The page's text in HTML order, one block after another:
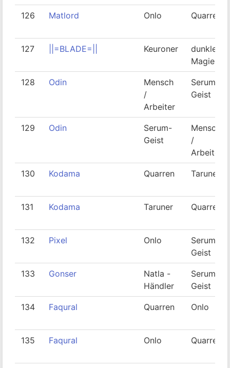
126 Matlord Onlo Quarren
127 ||=BLADE=|| Keuroner
dunkler
Magier
128 Odin
Mensch
/
Arbeiter
Serum-
Geist
129 Odin
Serum-
Geist
Mensch
/
Arbeiter
130 Kodama Quarren Taruner
131 Kodama Taruner Quarren
132 Pixel Onlo
Serum-
Geist
133 Gonser
Natla -
Händler
Serum-
Geist
134 Faqural Quarren Onlo
135 Faqural Onlo Quarren